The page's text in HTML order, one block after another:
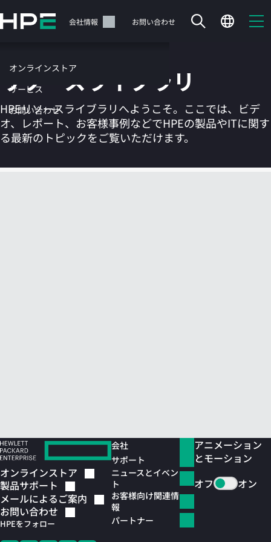
イ
テ
ツ
に
ス
ッ
サポート 会社情報 お問い合わせ
オンラインストア
サービス
お問い合わせ
カートは空です
リソースライブラリ
HPEリソースライブラリへようこそ。ここでは、ビデ
オ、レポート、お客様事例などでHPEの製品やITに関す
る最新のトピックをご覧いただけます。
オンラインストア
製品サポート
メールによるご案内
お問い合わせ
HPEをフォロー
会社
サポート
ニュースとイベン
ト
お客様向け関連情
報
パートナー
アニメーション
とモーション
オフ
オン